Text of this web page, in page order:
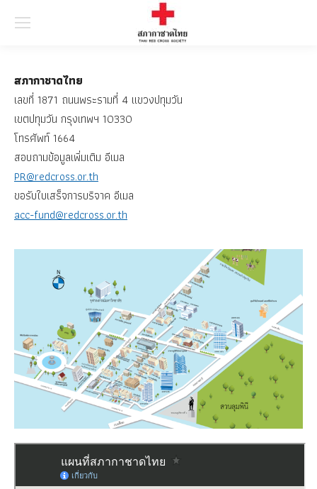
สภากาชาดไทย
เลขที่ 1871 ถนนพระรามที่ 4 แขวงปทุมวัน
เขตปทุมวัน กรุงเทพฯ 10330
โทรศัพท์ 1664
สอบถามข้อมูลเพิ่มเติม อีเมล
PR@redcross.or.th
ขอรับใบเสร็จการบริจาค อีเมล
acc-fund@redcross.or.th